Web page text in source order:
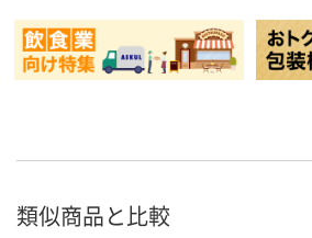
類似商品と比較